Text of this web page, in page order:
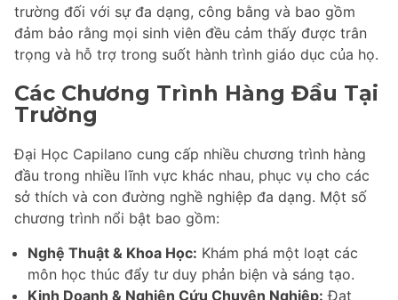
trường đối với sự đa dạng, công bằng và bao gồm
đảm bảo rằng mọi sinh viên đều cảm thấy được trân
trọng và hỗ trợ trong suốt hành trình giáo dục của họ.
Các Chương Trình Hàng Đầu Tại
Trường
Đại Học Capilano cung cấp nhiều chương trình hàng
đầu trong nhiều lĩnh vực khác nhau, phục vụ cho các
sở thích và con đường nghề nghiệp đa dạng. Một số
chương trình nổi bật bao gồm:
Nghệ Thuật & Khoa Học: Khám phá một loạt các
môn học thúc đẩy tư duy phản biện và sáng tạo.
Kinh Doanh & Nghiên Cứu Chuyên Nghiệp: Đạt